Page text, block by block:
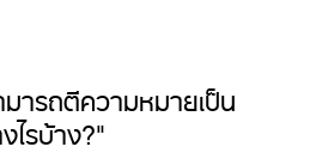
ารถตีความหมายเป็น
ไรบ้าง?"